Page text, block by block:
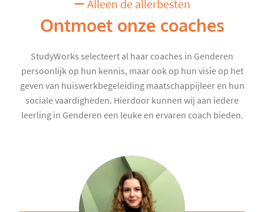
Alleen de allerbesten
Ontmoet onze coaches
StudyWorks selecteert al haar coaches in Genderen
persoonlijk op hun kennis, maar ook op hun visie op het
geven van huiswerkbegeleiding maatschappijleer en hun
sociale vaardigheden. Hierdoor kunnen wij aan iedere
leerling in Genderen een leuke en ervaren coach bieden.